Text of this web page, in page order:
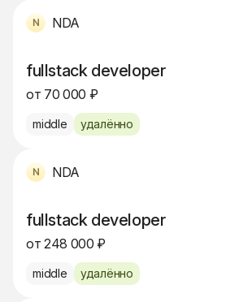
NDA
fullstack developer
от 70 000 ₽
middle удалённо
NDA
fullstack developer
от 248 000 ₽
middle удалённо